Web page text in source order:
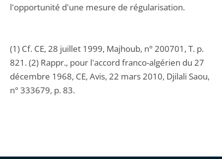
l'opportunité d'une mesure de régularisation.
(1) Cf. CE, 28 juillet 1999, Majhoub, n° 200701, T. p.
821. (2) Rappr., pour l'accord franco-algérien du 27
décembre 1968, CE, Avis, 22 mars 2010, Djilali Saou,
n° 333679, p. 83.